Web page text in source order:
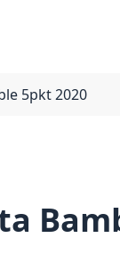
5pkt 2020